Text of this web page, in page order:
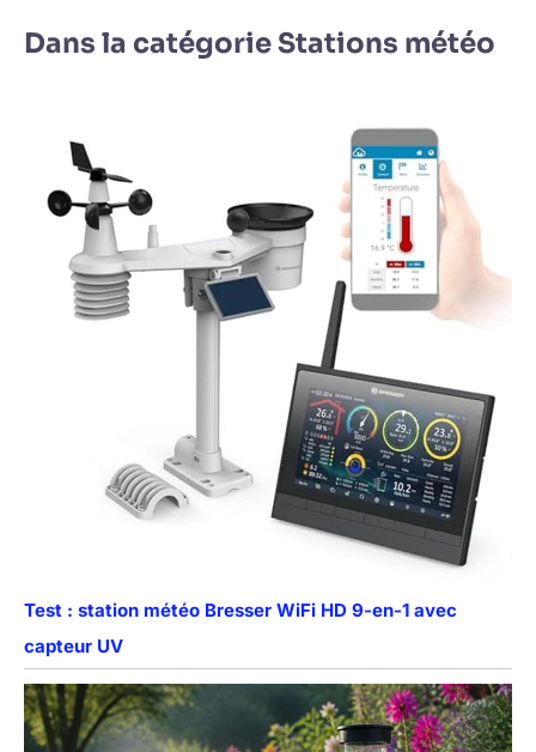
Dans la catégorie Stations météo
Test : station météo Bresser WiFi HD 9-en-1 avec
capteur UV